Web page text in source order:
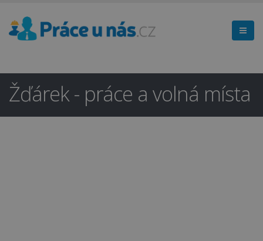
Žďárek - práce a volná místa